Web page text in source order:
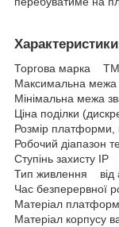
Торгова марка
Максимальна
Мінімальна межа
Ціна поділки
Розмір
Робочий
Ступінь захисту
Тип живлення від
Час безперервної
Матеріал
Матеріал корпусу